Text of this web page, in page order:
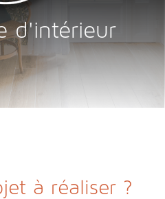
d'intérieur
à réaliser ?